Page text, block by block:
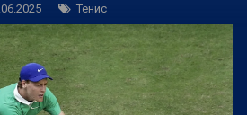
Тенис